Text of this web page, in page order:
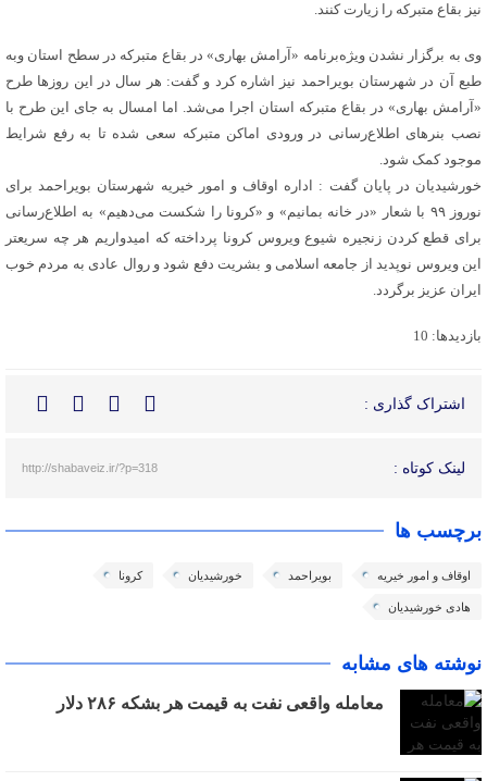
نیز بقاع متبرکه را زیارت کنند.
وی به برگزار نشدن ویژه‌برنامه «آرامش بهاری» در بقاع متبرکه در سطح استان وبه
طبع آن در شهرستان بویراحمد نیز اشاره کرد و گفت: هر سال در این روزها طرح
«آرامش بهاری» در بقاع متبرکه استان اجرا می‌شد. اما امسال به جای این طرح با
نصب بنرهای اطلاع‌رسانی در ورودی اماکن متبرکه سعی شده تا به رفع شرایط
موجود کمک شود.
خورشیدیان در پایان گفت : اداره اوقاف و امور خیریه شهرستان بویراحمد برای
نوروز ۹۹ با شعار «در خانه بمانیم» و «کرونا را شکست می‌دهیم» به اطلاع‌رسانی
برای قطع کردن زنجیره شیوع ویروس کرونا پرداخته که امیدواریم هر چه سریعتر
این ویروس نوپدید از جامعه اسلامی و بشریت دفع شود و روال عادی به مردم خوب
ایران عزیز برگردد.
بازدیدها: 10
اشتراک گذاری :
لینک کوتاه : http://shabaveiz.ir/?p=318
برچسب ها
اوقاف و امور خیریه بویراحمد خورشیدیان کرونا
هادی خورشیدیان
نوشته های مشابه
معامله واقعی نفت به قیمت هر بشکه ۲۸۶ دلار